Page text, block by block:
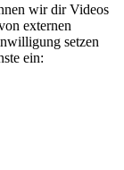
wir dir Videos
externen
setzen
ein: